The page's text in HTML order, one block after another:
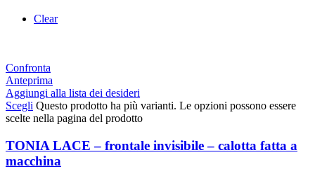
Clear
Confronta
Anteprima
Aggiungi alla lista dei desideri
Scegli Questo prodotto ha più varianti. Le opzioni possono essere
scelte nella pagina del prodotto
TONIA LACE – frontale invisibile – calotta fatta a
macchina